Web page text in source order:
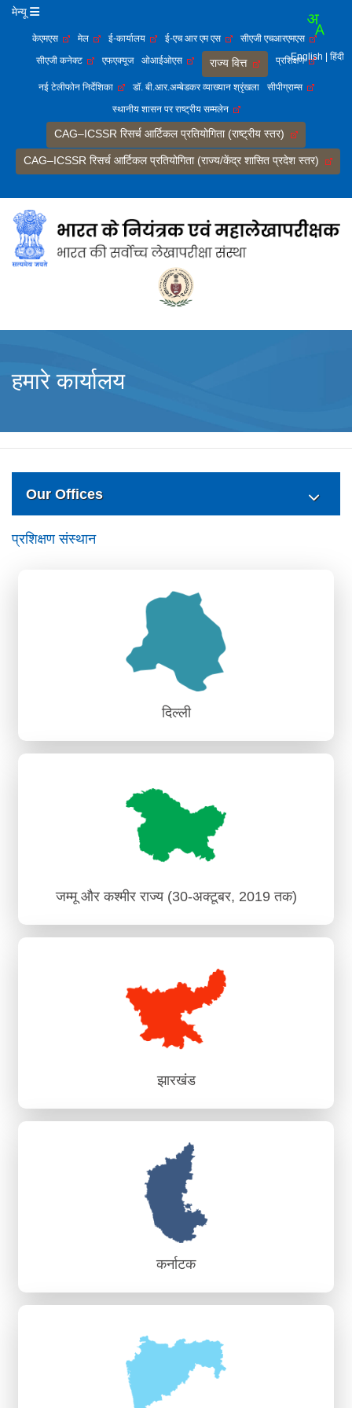
मेन्यू
केएमएस मेल ई-कार्यालय ई-एच आर एम एस
सीएजी एचआरएमएस
सीएजी कनेक्ट
एफएक्यूज ओआईओएस राज्य वित्त प्रशिक्षण
नई टेलीफोन निर्देशिका डॉ. बी.आर.अम्बेडकर व्याख्यान श्रृंखला
सीपीग्राम्स
स्थानीय शासन पर राष्ट्रीय सम्मलेन
CAG–ICSSR रिसर्च आर्टिकल प्रतियोगिता (राष्ट्रीय स्तर)
CAG–ICSSR रिसर्च आर्टिकल प्रतियोगिता (राज्य/केंद्र शासित प्रदेश स्तर)
English | हिंदी
हमारे कार्यालय
Our Offices
प्रशिक्षण संस्थान
दिल्ली
दिल्ली
क्षेत्रीय क्षमता निर्माण एवं ज्ञान केंद्र, नई दिल्ली
जम्मू और कश्मीर राज्य (30-अक्टूबर, 2019 तक)
जम्मू और कश्मीर राज्य (30-अक्टूबर, 2019 तक)
क्षेत्रीय क्षमता निर्माण एवं ज्ञान संस्थान, जम्मू
झारखंड
झारखंड
क्षेत्रीय क्षमता निर्माण एवं ज्ञान संस्थान, रांची
कर्नाटक
कर्नाटक
क्षेत्रीय क्षमता निर्माण एवं ज्ञान केंद्र, बंगलौर